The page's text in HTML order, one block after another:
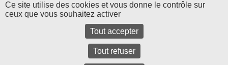
Ce site utilise des cookies et vous donne le contrôle sur
ceux que vous souhaitez activer
Tout accepter
Tout refuser